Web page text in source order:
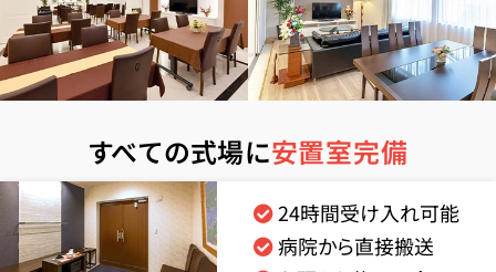
すべての式場に安置室完備
24時間受け入れ可能
病院から直接搬送